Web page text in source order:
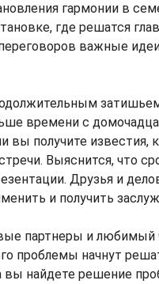
гармонии в
где решатся
важные идеи
времени с
вы получите
Выяснится, что
Друзья и
и получить
партнеры и
проблемы начнут
вы найдете решение